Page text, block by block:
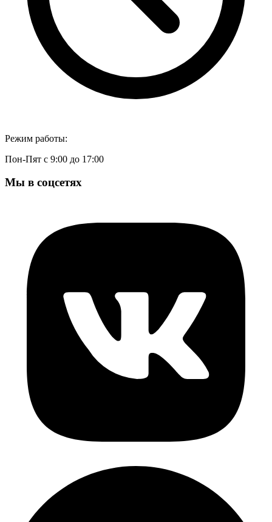
Режим работы:
Пон-Пят с 9:00 до 17:00
Мы в соцсетях